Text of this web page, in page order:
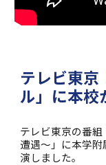
テレビ東京
ル」に本校
テレビ東京の番
遭遇～」に本学
演しました。